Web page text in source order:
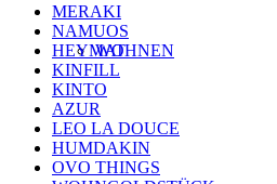
WOHNEN
MERAKI
NAMUOS
HEYMAT
KINFILL
KINTO
AZUR
LEO LA DOUCE
HUMDAKIN
OVO THINGS